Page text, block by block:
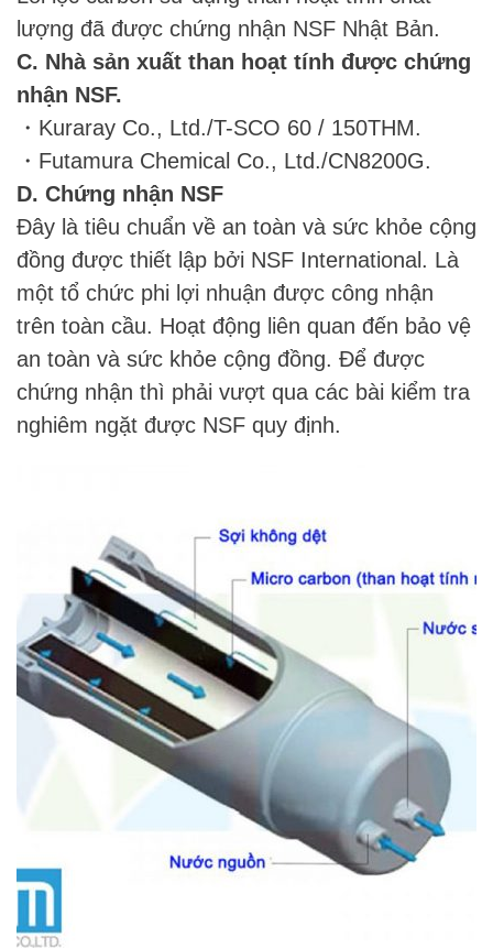
lượng đã được chứng nhận NSF Nhật Bản.
C. Nhà sản xuất than hoạt tính được chứng
nhận NSF.
・Kuraray Co., Ltd./T-SCO 60 / 150THM.
・Futamura Chemical Co., Ltd./CN8200G.
D. Chứng nhận NSF
Đây là tiêu chuẩn về an toàn và sức khỏe cộng
đồng được thiết lập bởi NSF International. Là
một tổ chức phi lợi nhuận được công nhận
trên toàn cầu. Hoạt động liên quan đến bảo vệ
an toàn và sức khỏe cộng đồng. Để được
chứng nhận thì phải vượt qua các bài kiểm tra
nghiêm ngặt được NSF quy định.